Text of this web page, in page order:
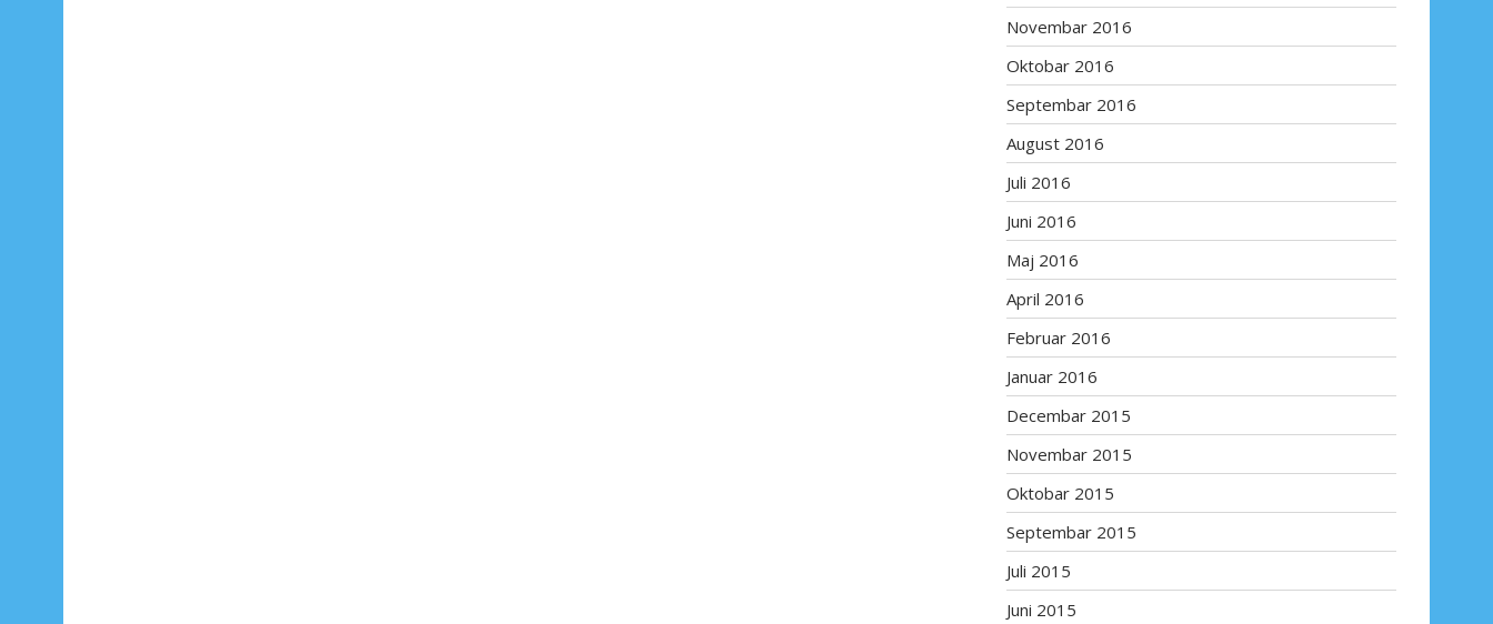
Novembar 2016
Oktobar 2016
Septembar 2016
August 2016
Juli 2016
Juni 2016
Maj 2016
April 2016
Februar 2016
Januar 2016
Decembar 2015
Novembar 2015
Oktobar 2015
Septembar 2015
Juli 2015
Juni 2015